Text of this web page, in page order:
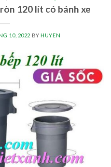
120 lít có bánh xe
10, 2022 BYHUYEN